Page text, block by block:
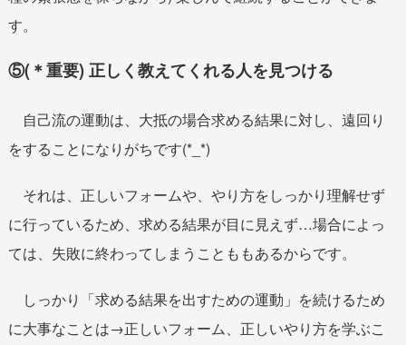
す。
⑤(＊重要) 正しく教えてくれる人を見つける
自己流の運動は、大抵の場合求める結果に対し、遠回り
をすることになりがちです(*_*)
それは、正しいフォームや、やり方をしっかり理解せず
に行っているため、求める結果が目に見えず…場合によっ
ては、失敗に終わってしまうことももあるからです。
しっかり「求める結果を出すための運動」を続けるため
に大事なことは→正しいフォーム、正しいやり方を学ぶこ